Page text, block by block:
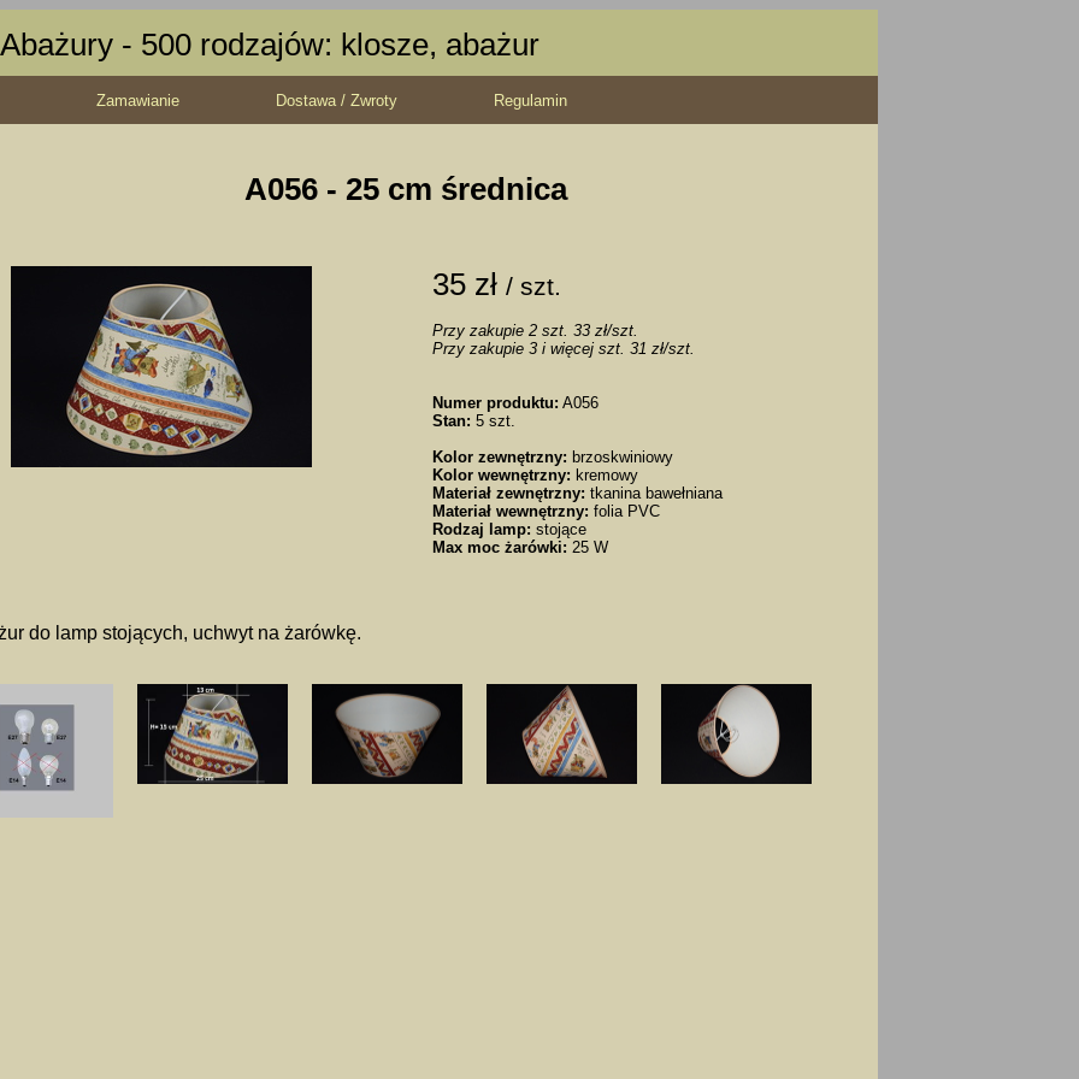
Abażury - 500 rodzajów: klosze, abażur
Zamawianie Dostawa / Zwroty Regulamin
A056 - 25 cm średnica
35 zł / szt.
Przy zakupie 2 szt. 33 zł/szt.
Przy zakupie 3 i więcej szt. 31 zł/szt.
Numer produktu: A056
Stan: 5 szt.
Kolor zewnętrzny: brzoskwiniowy
Kolor wewnętrzny: kremowy
Materiał zewnętrzny: tkanina bawełniana
Materiał wewnętrzny: folia PVC
Rodzaj lamp: stojące
Max moc żarówki: 25 W
do lamp stojących, uchwyt na żarówkę.